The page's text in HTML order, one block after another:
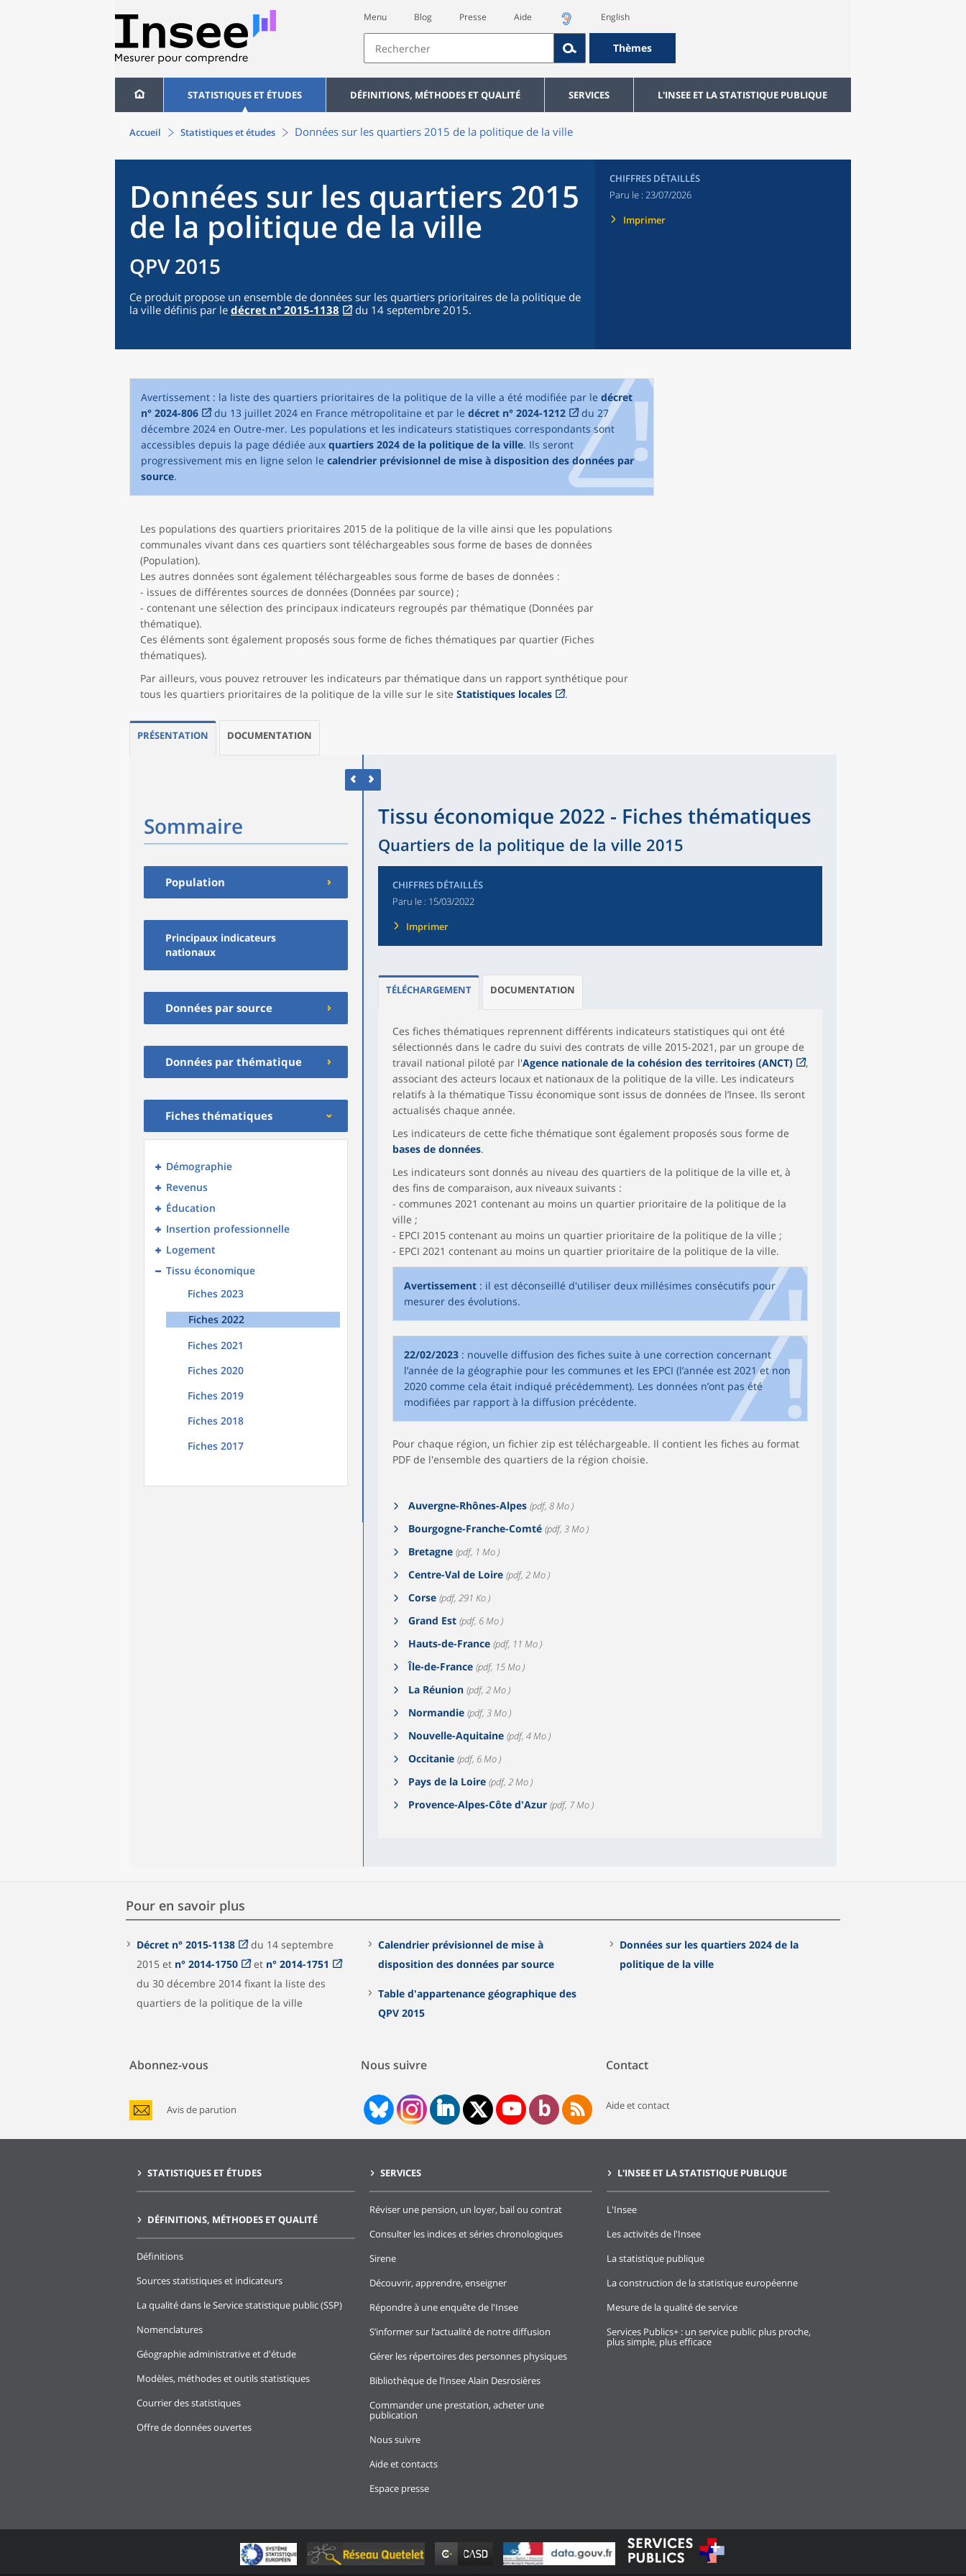
Menu Blog Presse Aide English
Thèmes
STATISTIQUES ET ÉTUDES DÉFINITIONS, MÉTHODES ET QUALITÉ SERVICES L'INSEE ET LA STATISTIQUE PUBLIQUE
Accueil Statistiques et études Données sur les quartiers 2015 de la politique de la ville
Données sur les quartiers 2015
de la politique de la ville
QPV 2015
Ce produit propose un ensemble de données sur les quartiers prioritaires de la politique de
la ville définis par le décret n° 2015-1138 du 14 septembre 2015.
CHIFFRES DÉTAILLÉS
Paru le : 23/07/2026
Imprimer
Avertissement : la liste des quartiers prioritaires de la politique de la ville a été modifiée par le décret
n° 2024-806
du 13 juillet 2024 en France métropolitaine et par le décret n° 2024-1212
du 27
décembre 2024 en Outre-mer. Les populations et les indicateurs statistiques correspondants sont
accessibles depuis la page dédiée aux quartiers 2024 de la politique de la ville. Ils seront
progressivement mis en ligne selon le calendrier prévisionnel de mise à disposition des données par
source.
Les populations des quartiers prioritaires 2015 de la politique de la ville ainsi que les populations
communales vivant dans ces quartiers sont téléchargeables sous forme de bases de données
(Population).
Les autres données sont également téléchargeables sous forme de bases de données :
- issues de différentes sources de données (Données par source) ;
- contenant une sélection des principaux indicateurs regroupés par thématique (Données par
thématique).
Ces éléments sont également proposés sous forme de fiches thématiques par quartier (Fiches
thématiques).
Par ailleurs, vous pouvez retrouver les indicateurs par thématique dans un rapport synthétique pour
tous les quartiers prioritaires de la politique de la ville sur le site Statistiques locales .
PRÉSENTATION DOCUMENTATION
Sommaire
Population
Principaux indicateurs
nationaux
Données par source
Données par thématique
Fiches thématiques
Démographie
Revenus
Éducation
Insertion professionnelle
Logement
Tissu économique
Fiches 2023
Fiches 2022
Fiches 2021
Fiches 2020
Fiches 2019
Fiches 2018
Fiches 2017
Tissu économique 2022 - Fiches thématiques
Quartiers de la politique de la ville 2015
CHIFFRES DÉTAILLÉS
Paru le : 15/03/2022
Imprimer
TÉLÉCHARGEMENT DOCUMENTATION
Ces fiches thématiques reprennent différents indicateurs statistiques qui ont été
sélectionnés dans le cadre du suivi des contrats de ville 2015-2021, par un groupe de
travail national piloté par l'Agence nationale de la cohésion des territoires (ANCT)
,
associant des acteurs locaux et nationaux de la politique de la ville. Les indicateurs
relatifs à la thématique Tissu économique sont issus de données de l’Insee. Ils seront
actualisés chaque année.
Les indicateurs de cette fiche thématique sont également proposés sous forme de
bases de données.
Les indicateurs sont donnés au niveau des quartiers de la politique de la ville et, à
des fins de comparaison, aux niveaux suivants :
- communes 2021 contenant au moins un quartier prioritaire de la politique de la
ville ;
- EPCI 2015 contenant au moins un quartier prioritaire de la politique de la ville ;
- EPCI 2021 contenant au moins un quartier prioritaire de la politique de la ville.
Avertissement: il est déconseillé d'utiliser deux millésimes consécutifs pour
mesurer des évolutions.
22/02/2023: nouvelle diffusion des fiches suite à une correction concernant
l’année de la géographie pour les communes et les EPCI (l’année est 2021 et non
2020 comme cela était indiqué précédemment). Les données n’ont pas été
modifiées par rapport à la diffusion précédente.
Pour chaque région, un fichier zip est téléchargeable. Il contient les fiches au format
PDF de l'ensemble des quartiers de la région choisie.
Auvergne-Rhônes-Alpes (pdf, 8 Mo )
Bourgogne-Franche-Comté (pdf, 3 Mo )
Bretagne (pdf, 1 Mo )
Centre-Val de Loire (pdf, 2 Mo )
Corse (pdf, 291 Ko )
Grand Est (pdf, 6 Mo )
Hauts-de-France (pdf, 11 Mo )
Île-de-France (pdf, 15 Mo )
La Réunion (pdf, 2 Mo )
Normandie (pdf, 3 Mo )
Nouvelle-Aquitaine (pdf, 4 Mo )
Occitanie (pdf, 6 Mo )
Pays de la Loire (pdf, 2 Mo )
Provence-Alpes-Côte d'Azur (pdf, 7 Mo )
Pour en savoir plus
Décret n° 2015-1138
du 14 septembre
2015 et n° 2014-1750 et n° 2014-1751
du 30 décembre 2014 fixant la liste des
quartiers de la politique de la ville
Calendrier prévisionnel de mise à
disposition des données par source
Table d'appartenance géographique des
QPV 2015
Données sur les quartiers 2024 de la
politique de la ville
Abonnez-vous
Avis de parution
Nous suivre Contact
Aide et contact
STATISTIQUES ET ÉTUDES
DÉFINITIONS, MÉTHODES ET QUALITÉ
Définitions
Sources statistiques et indicateurs
La qualité dans le Service statistique public (SSP)
Nomenclatures
Géographie administrative et d'étude
Modèles, méthodes et outils statistiques
Courrier des statistiques
Offre de données ouvertes
SERVICES
Réviser une pension, un loyer, bail ou contrat
Consulter les indices et séries chronologiques
Sirene
Découvrir, apprendre, enseigner
Répondre à une enquête de l'Insee
S’informer sur l’actualité de notre diffusion
Gérer les répertoires des personnes physiques
Bibliothèque de l’Insee Alain Desrosières
Commander une prestation, acheter une
publication
Nous suivre
Aide et contacts
Espace presse
L'INSEE ET LA STATISTIQUE PUBLIQUE
L'Insee
Les activités de l'Insee
La statistique publique
La construction de la statistique européenne
Mesure de la qualité de service
Services Publics+ : un service public plus proche,
plus simple, plus efficace